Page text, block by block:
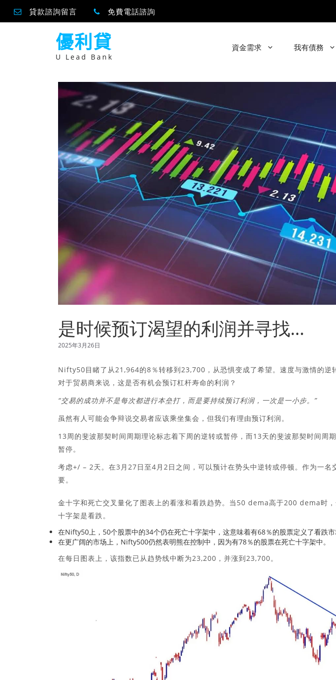
貸款諮詢留言 免費電話諮詢
優利貸
U Lead Bank
資金需求 我有債務
是时候预订渴望的利润并寻找…
2025年3月26日
Nifty50目睹了从21,964的8％转移到23,700，从恐惧变成了希望。速度与激情的逆
对于贸易商来说，这是否有机会预订杠杆寿命的利润？
“交易的成功并不是每次都进行本垒打，而是要持续预订利润，一次是一小步。”
虽然有人可能会争辩说交易者应该乘坐集会，但我们有理由预订利润。
13周的斐波那契时间周期理论标志着下周的逆转或暂停，而13天的斐波那契时间周
暂停。
考虑+/ – 2天。在3月27日至4月2日之间，可以预计在势头中逆转或停顿。作为一名
要。
金十字和死亡交叉量化了图表上的看涨和看跌趋势。当50 dema高于200 dema时
十字架是看跌。
在Nifty50上，50个股票中的34个仍在死亡十字架中，这意味着有68％的股票定义了看跌市
在更广阔的市场上，Nifty500仍然表明熊在控制中，因为有78％的股票在死亡十字架中。
在每日图表上，该指数已从趋势线中断为23,200，并涨到23,700。